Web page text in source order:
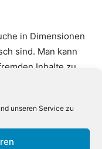
unseren Service zu
in Dimensionen
sind. Man kann
Inhalte zu
Google die
unterschrieben
dann würde
den bereits